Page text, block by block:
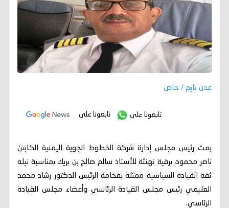
عدن تايم / خاص
تابعونا على تابعونا على
بعث رئيس مجلس إدارة شركة الخطوط الجوية اليمنية الكابتن
ناصر محمود، برقية تهنئة للأستاذ سالم صالح بن بريك بمناسبة نيله
ثقة القيادة السياسية ممثلة بفخامة الرئيس الدكتور رشاد محمد
العليمي رئيس مجلس القيادة الرئاسي وأعضاء مجلس القيادة
الرئاسي.